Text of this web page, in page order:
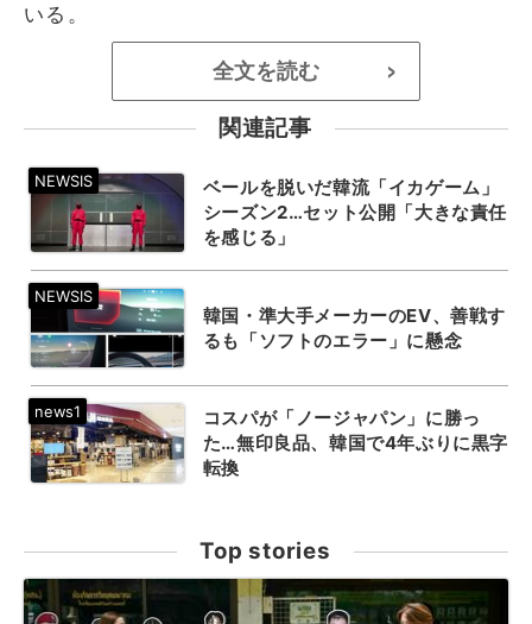
いる。
全文を読む >
関連記事
ベールを脱いだ韓流「イカゲーム」
シーズン2…セット公開「大きな責任
を感じる」
韓国・準大手メーカーのEV、善戦す
るも「ソフトのエラー」に懸念
コスパが「ノージャパン」に勝っ
た…無印良品、韓国で4年ぶりに黒字
転換
Top stories